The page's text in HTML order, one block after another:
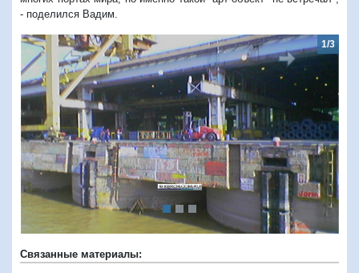
- поделился Вадим.
1/3
Предыдущий
Связанные материалы: